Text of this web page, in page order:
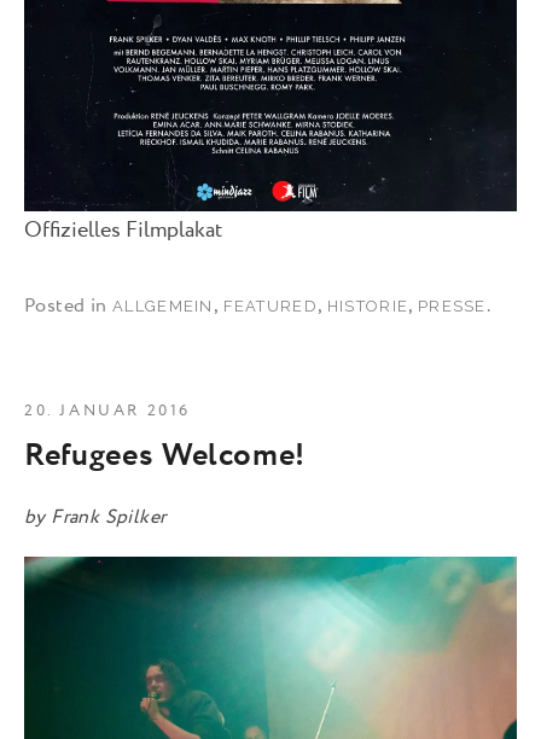
Offizielles Filmplakat
Posted in ALLGEMEIN , FEATURED , HISTORIE , PRESSE .
Refugees Welcome!
by Frank Spilker
20. JANUAR 2016